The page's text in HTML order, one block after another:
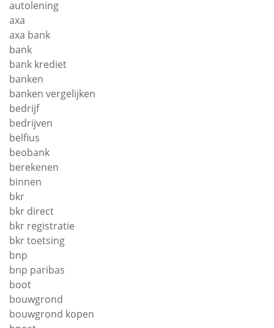
autolening
axa
axa bank
bank
bank krediet
banken
banken vergelijken
bedrijf
bedrijven
belfius
beobank
berekenen
binnen
bkr
bkr direct
bkr registratie
bkr toetsing
bnp
bnp paribas
boot
bouwgrond
bouwgrond kopen